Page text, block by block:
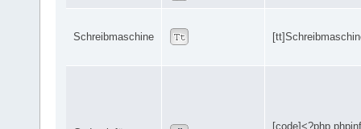
Schreibmaschine
[code]<?php